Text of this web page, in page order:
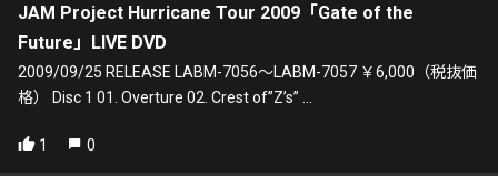
JAM Project Hurricane Tour 2009「Gate of the
Future」LIVE DVD
2009/09/25 RELEASE LABM-7056〜LABM-7057 ￥6,000（税抜価
格） Disc 1 01. Overture 02. Crest of”Z’s” ...
1 0